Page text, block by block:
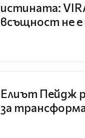
истината:
всъщност не
Елиът Пейдж
за